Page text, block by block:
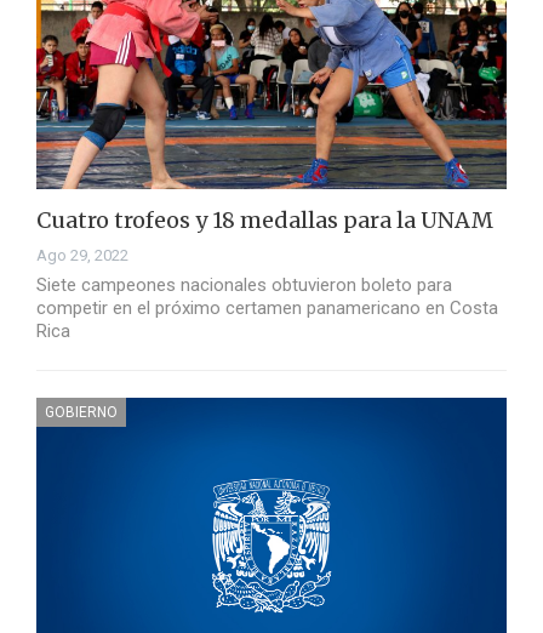
Cuatro trofeos y 18 medallas para la UNAM
Ago 29, 2022
Siete campeones nacionales obtuvieron boleto para
competir en el próximo certamen panamericano en Costa
Rica
GOBIERNO